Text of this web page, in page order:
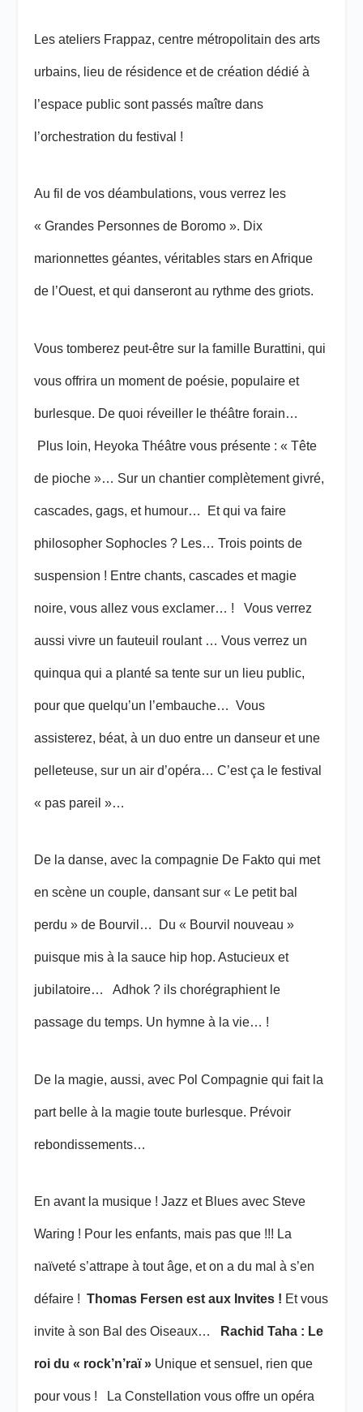
Les ateliers Frappaz, centre métropolitain des arts
urbains, lieu de résidence et de création dédié à
l’espace public sont passés maître dans
l’orchestration du festival !
Au fil de vos déambulations, vous verrez les
« Grandes Personnes de Boromo ». Dix
marionnettes géantes, véritables stars en Afrique
de l’Ouest, et qui danseront au rythme des griots.
Vous tomberez peut-être sur la famille Burattini, qui
vous offrira un moment de poésie, populaire et
burlesque. De quoi réveiller le théâtre forain…
Plus loin, Heyoka Théâtre vous présente : « Tête
de pioche »… Sur un chantier complètement givré,
cascades, gags, et humour… Et qui va faire
philosopher Sophocles ? Les… Trois points de
suspension ! Entre chants, cascades et magie
noire, vous allez vous exclamer… ! Vous verrez
aussi vivre un fauteuil roulant … Vous verrez un
quinqua qui a planté sa tente sur un lieu public,
pour que quelqu’un l’embauche… Vous
assisterez, béat, à un duo entre un danseur et une
pelleteuse, sur un air d’opéra… C’est ça le festival
« pas pareil »…
De la danse, avec la compagnie De Fakto qui met
en scène un couple, dansant sur « Le petit bal
perdu » de Bourvil… Du « Bourvil nouveau »
puisque mis à la sauce hip hop. Astucieux et
jubilatoire… Adhok ? ils chorégraphient le
passage du temps. Un hymne à la vie… !
De la magie, aussi, avec Pol Compagnie qui fait la
part belle à la magie toute burlesque. Prévoir
rebondissements…
En avant la musique ! Jazz et Blues avec Steve
Waring ! Pour les enfants, mais pas que !!! La
naïveté s’attrape à tout âge, et on a du mal à s’en
défaire !Thomas Fersen est aux Invites ! Et vous
invite à son Bal des Oiseaux… Rachid Taha : Le
roi du « rock’n’raï » Unique et sensuel, rien que
pour vous ! La Constellation vous offre un opéra